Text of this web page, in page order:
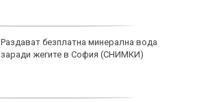
Раздават безплатна минерална вода
заради жегите в София (СНИМКИ)